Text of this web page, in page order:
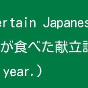
べた献立